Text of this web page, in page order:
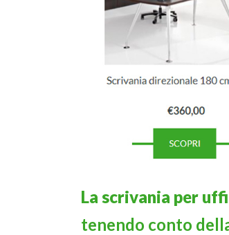
La scrivania per
tenendo conto